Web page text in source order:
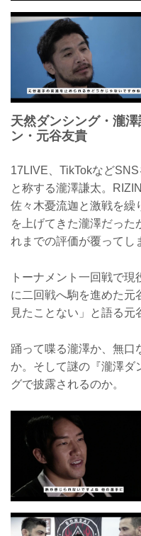
天然ダンシング・瀧
ン・元谷友貴
17LIVE、TikTokなど
と称する瀧澤謙太。
佐々木憂流迦と激戦を繰
を上げてきた瀧澤だった
れまでの評価が覆ってし
トーナメント一回戦で
に二回戦へ駒を進めた元
見たことない」と語る元
踊って喋る瀧澤か、無口
か。そして謎の『瀧澤ダ
グで披露されるのか。